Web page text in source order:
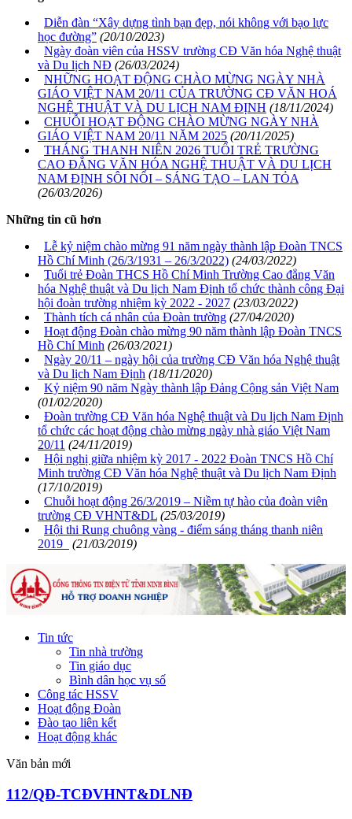
Diễn đàn “Xây dựng tình bạn đẹp, nói không với bạo lực
học đường” (20/10/2023)
Ngày đoàn viên của HSSV trường CĐ Văn hóa Nghệ thuật
và Du lịch NĐ (26/03/2024)
NHỮNG HOẠT ĐỘNG CHÀO MỪNG NGÀY NHÀ
GIÁO VIỆT NAM 20/11 CỦA TRƯỜNG CĐ VĂN HOÁ
NGHỆ THUẬT VÀ DU LỊCH NAM ĐỊNH (18/11/2024)
CHUỖI HOẠT ĐỘNG CHÀO MỪNG NGÀY NHÀ
GIÁO VIỆT NAM 20/11 NĂM 2025 (20/11/2025)
THÁNG THANH NIÊN 2026 TUỔI TRẺ TRƯỜNG
CAO ĐẲNG VĂN HÓA NGHỆ THUẬT VÀ DU LỊCH
NAM ĐỊNH SÔI NỔI – SÁNG TẠO – LAN TỎA
(26/03/2026)
Những tin cũ hơn
Lễ kỷ niệm chào mừng 91 năm ngày thành lập Đoàn TNCS
Hồ Chí Minh (26/3/1931 – 26/3/2022) (24/03/2022)
Tuổi trẻ Đoàn THCS Hồ Chí Minh Trường Cao đẳng Văn
hóa Nghệ thuật và Du lịch Nam Định tổ chức thành công Đại
hội đoàn trường nhiệm kỳ 2022 - 2027 (23/03/2022)
Thành tích cá nhân của Đoàn trường (27/04/2020)
Hoạt động Đoàn chào mừng 90 năm thành lập Đoàn TNCS
Hồ Chí Minh (26/03/2021)
Ngày 20/11 – ngày hội của trường CĐ Văn hóa Nghệ thuật
và Du lịch Nam Định (18/11/2020)
Kỷ niệm 90 năm Ngày thành lập Đảng Cộng sản Việt Nam
(01/02/2020)
Đoàn trường CĐ Văn hóa Nghệ thuật và Du lịch Nam Định
tổ chức các hoạt động chào mừng ngày nhà giáo Việt Nam
20/11 (24/11/2019)
Hội nghị giữa nhiệm kỳ 2017 - 2022 Đoàn TNCS Hồ Chí
Minh trường CĐ Văn hóa Nghệ thuật và Du lịch Nam Định
(17/10/2019)
Chuỗi hoạt động 26/3/2019 – Niềm tự hào của đoàn viên
trường CĐ VHNT&DL (25/03/2019)
Hội thi Rung chuông vàng - điểm sáng tháng thanh niên
2019
(21/03/2019)
Tin tức
Tin nhà trường
Tin giáo dục
Bình dân học vụ số
Công tác HSSV
Hoạt động Đoàn
Đào tạo liên kết
Hoạt động khác
Văn bản mới
112/QĐ-TCĐVHNT&DLNĐ